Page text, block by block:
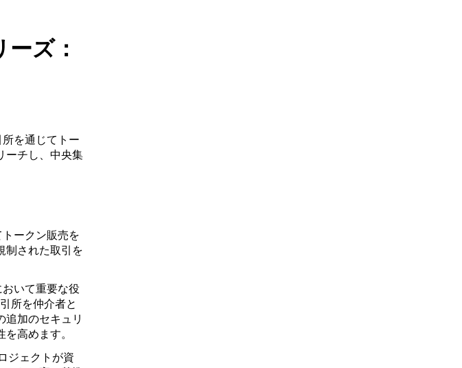
ズ：
を通じてトー
ーチし、中央集
ークン販売を
制された取引を
いて重要な役
所を仲介者と
追加のセキュリ
高めます。
ジェクトが資